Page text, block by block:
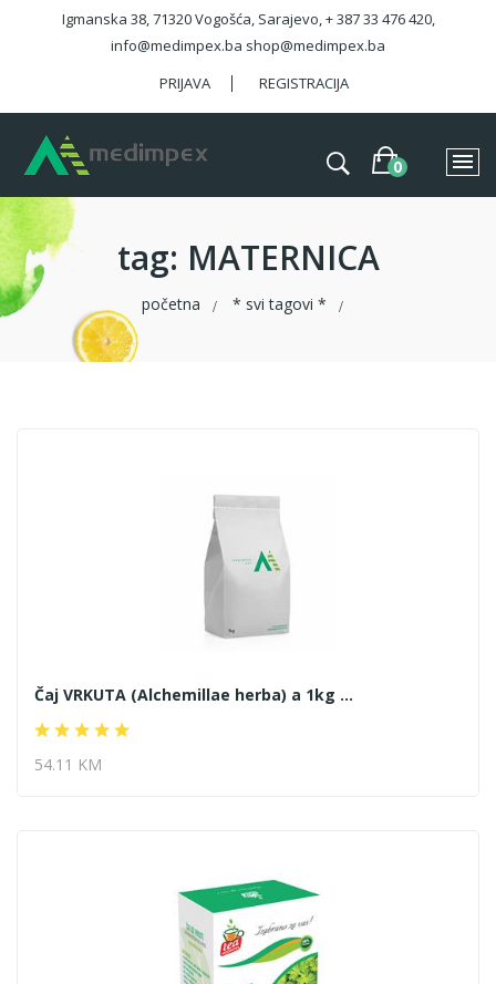
Igmanska 38, 71320 Vogošća, Sarajevo, + 387 33 476 420,
info@medimpex.ba shop@medimpex.ba
PRIJAVA
REGISTRACIJA
tag: MATERNICA
početna * svi tagovi *
Čaj VRKUTA (Alchemillae herba) a 1kg ...
54.11 KM